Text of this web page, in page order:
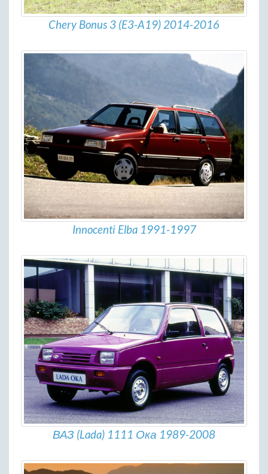
Chery Bonus 3 (E3-A19) 2014-2016
Innocenti Elba 1991-1997
ВАЗ (Lada) 1111 Ока 1989-2008